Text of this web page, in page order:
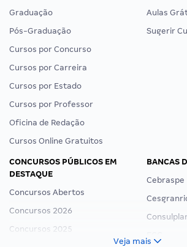
Graduação
Pós-Graduação
Cursos por Concurso
Cursos por Carreira
Cursos por Estado
Cursos por Professor
Oficina de Redação
Cursos Online Gratuitos
Aulas
Sugerir
CONCURSOS PÚBLICOS EM
DESTAQUE
Concursos Abertos
Concursos 2026
Concursos 2025
BANCAS
Cebraspe
Veja mais